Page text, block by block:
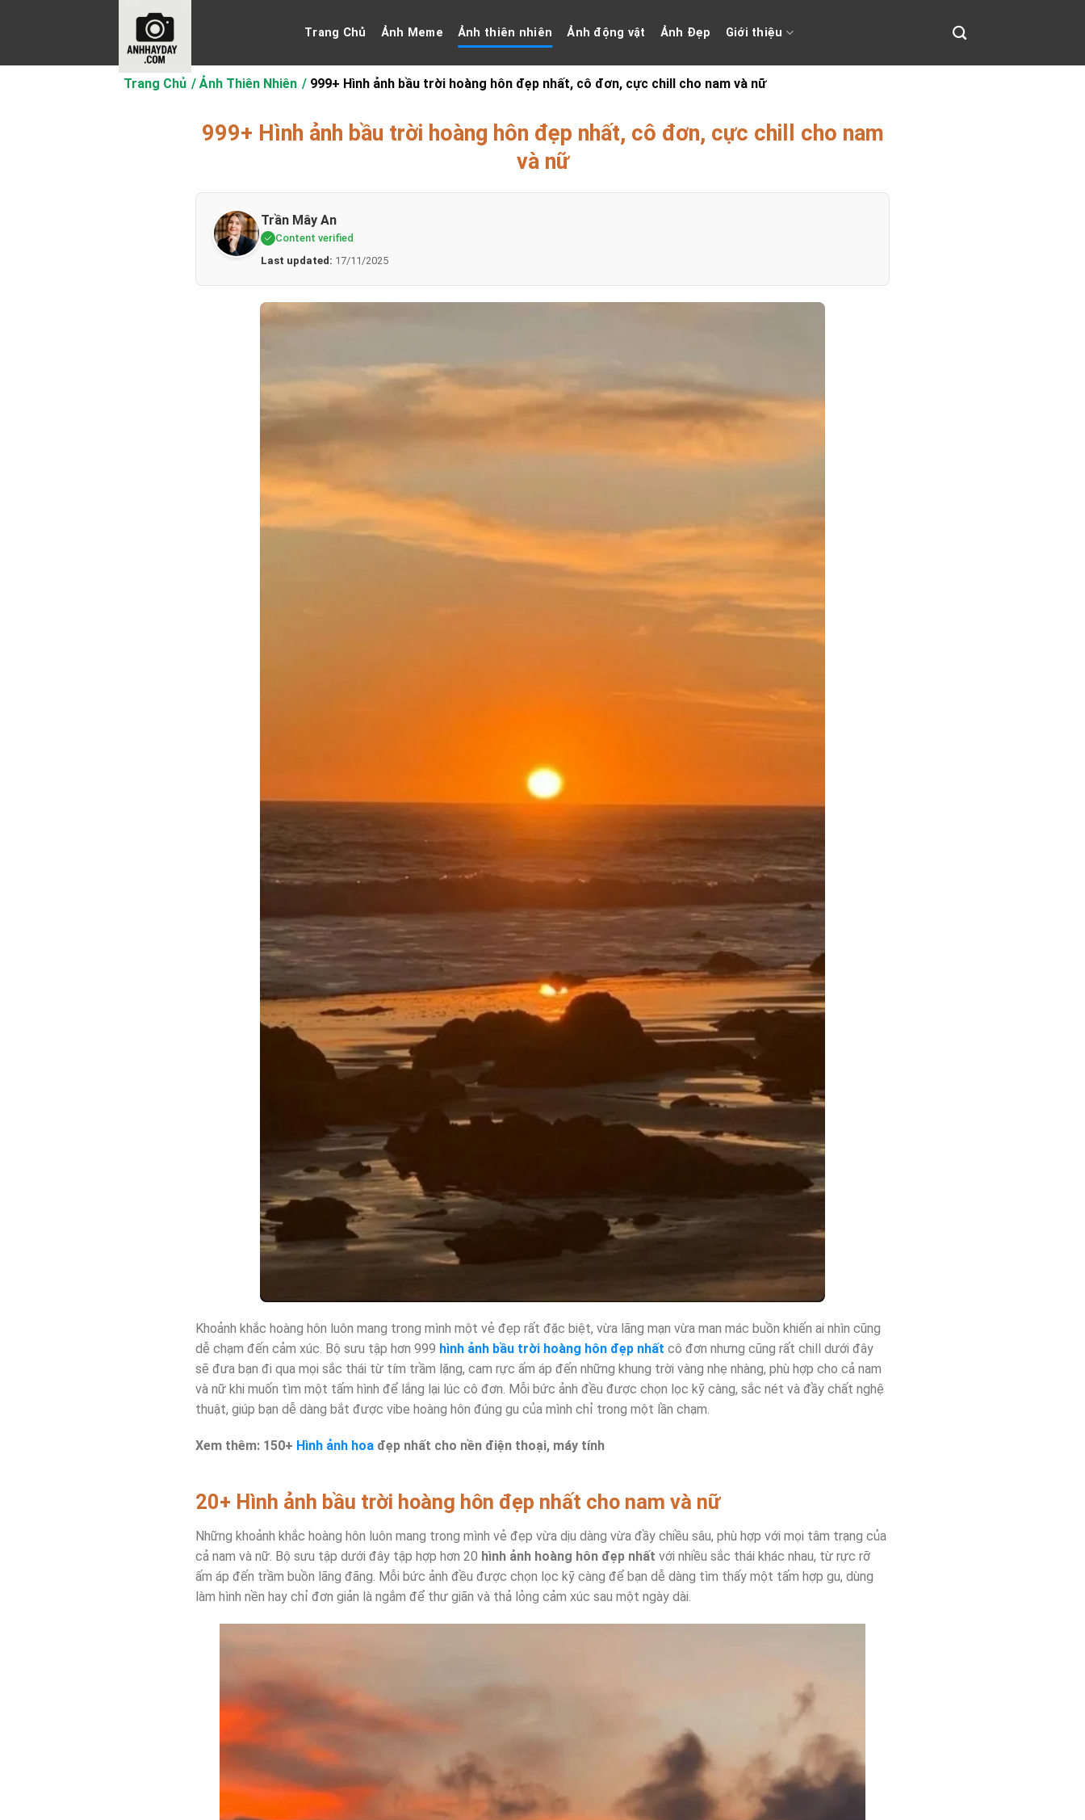
dung
Trang Chủ Ảnh Meme Ảnh thiên nhiên Ảnh động vật Ảnh Đẹp Giới thiệu
Trang Chủ Ảnh Thiên Nhiên 999+ Hình ảnh bầu trời hoàng hôn đẹp nhất, cô đơn, cực chill cho nam và nữ
999+ Hình ảnh bầu trời hoàng hôn đẹp nhất, cô đơn, cực chill cho nam
và nữ
Trần Mây An
Content verified
Last updated: 17/11/2025
Khoảnh khắc hoàng hôn luôn mang trong mình một vẻ đẹp rất đặc biệt, vừa lãng mạn vừa man mác buồn khiến ai nhìn cũng
dễ chạm đến cảm xúc. Bộ sưu tập hơn 999 hình ảnh bầu trời hoàng hôn đẹp nhất cô đơn nhưng cũng rất chill dưới đây
sẽ đưa bạn đi qua mọi sắc thái từ tím trầm lặng, cam rực ấm áp đến những khung trời vàng nhẹ nhàng, phù hợp cho cả nam
và nữ khi muốn tìm một tấm hình để lắng lại lúc cô đơn. Mỗi bức ảnh đều được chọn lọc kỹ càng, sắc nét và đầy chất nghệ
thuật, giúp bạn dễ dàng bắt được vibe hoàng hôn đúng gu của mình chỉ trong một lần chạm.
Xem thêm: 150+ Hình ảnh hoa đẹp nhất cho nền điện thoại, máy tính
20+ Hình ảnh bầu trời hoàng hôn đẹp nhất cho nam và nữ
Những khoảnh khắc hoàng hôn luôn mang trong mình vẻ đẹp vừa dịu dàng vừa đầy chiều sâu, phù hợp với mọi tâm trạng của
cả nam và nữ. Bộ sưu tập dưới đây tập hợp hơn 20 hình ảnh hoàng hôn đẹp nhất với nhiều sắc thái khác nhau, từ rực rỡ
ấm áp đến trầm buồn lãng đãng. Mỗi bức ảnh đều được chọn lọc kỹ càng để bạn dễ dàng tìm thấy một tấm hợp gu, dùng
làm hình nền hay chỉ đơn giản là ngắm để thư giãn và thả lỏng cảm xúc sau một ngày dài.